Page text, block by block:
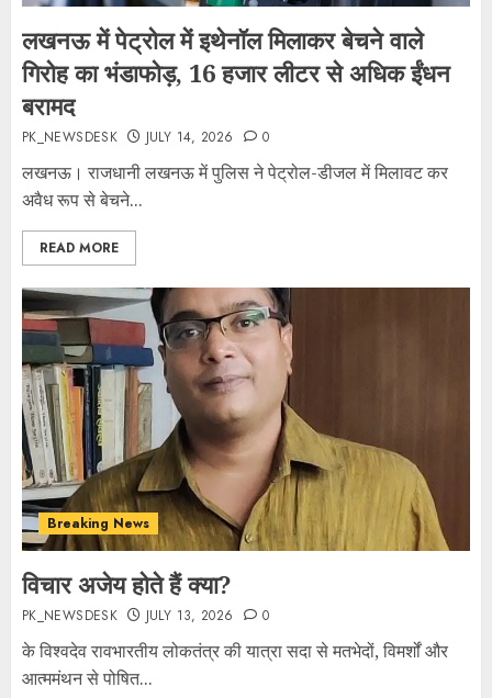
लखनऊ में पेट्रोल में इथेनॉल मिलाकर बेचने वाले
गिरोह का भंडाफोड़, 16 हजार लीटर से अधिक ईंधन
बरामद
PK_NEWSDESK JULY 14, 2026 0
लखनऊ। राजधानी लखनऊ में पुलिस ने पेट्रोल-डीजल में मिलावट कर
अवैध रूप से बेचने...
READ MORE
Breaking News
विचार अजेय होते हैं क्या?
PK_NEWSDESK JULY 13, 2026 0
के विश्वदेव रावभारतीय लोकतंत्र की यात्रा सदा से मतभेदों, विमर्शों और
आत्ममंथन से पोषित...